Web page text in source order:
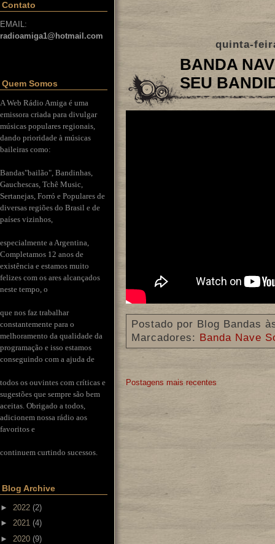
Contato
EMAIL:
radioamiga1@hotmail.com
Quem Somos
A Web Rádio Amiga é uma
emissora criada para divulgar
músicas populares regionais,
dando prioridade à músicas
baileiras como:
Bandas"bailão", Bandinhas,
Gauchescas, Tchê Music,
Sertanejas, Forró e Populares de
diversas regiões do Brasil e de
países vizinhos,
especialmente a Argentina,
Completamos 12 anos de
existência e estamos muito
felizes com os ares alcançados
neste tempo, o
que nos faz trabalhar
constantemente para o
melhoramento da qualidade da
programação e isso estamos
conseguindo com a ajuda de
todos os ouvintes com críticas e
sugestões que sempre são bem
aceitas. Obrigado a todos,
adicionem nossa rádio aos
favoritos e
continuem curtindo sucessos.
Blog Archive
► 2022 (2)
► 2021 (4)
► 2020 (9)
quinta-
BANDA
SEU
Postado por Blog Bandas
Marcadores: Banda Nave
Postagens mais recentes